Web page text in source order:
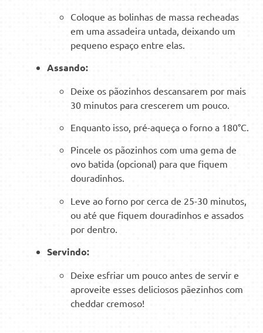
Coloque as bolinhas de massa recheadas
em uma assadeira untada, deixando um
pequeno espaço entre elas.
Assando:
Deixe os pãozinhos descansarem por mais
30 minutos para crescerem um pouco.
Enquanto isso, pré-aqueça o forno a 180°C.
Pincele os pãozinhos com uma gema de
ovo batida (opcional) para que fiquem
douradinhos.
Leve ao forno por cerca de 25-30 minutos,
ou até que fiquem douradinhos e assados
por dentro.
Servindo:
Deixe esfriar um pouco antes de servir e
aproveite esses deliciosos pãezinhos com
cheddar cremoso!